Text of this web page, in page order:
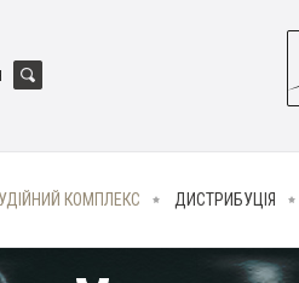
КОМПЛЕКС ДИСТРИБУЦІЯ